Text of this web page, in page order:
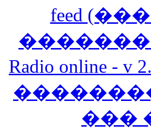
feed
Radio
���